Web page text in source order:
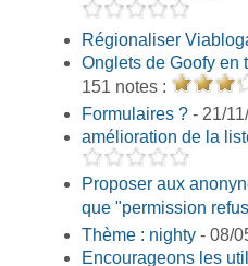
Régionaliser
Onglets de Goofy en
151 notes :
Formulaires ? - 21/
amélioration de la
Proposer aux
que "permission
Thème : nighty - 08/
Encourageons les